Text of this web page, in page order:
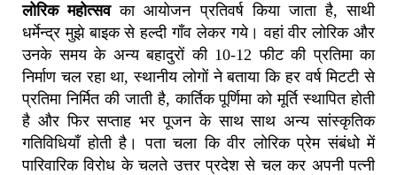
लोरिक महोत्सवका आयोजन प्रतिवर्ष किया जाता है, साथी
धर्मेन्द्र मुझे बाइक से हल्दी गाँव लेकर गये। वहां वीर लोरिक और
उनके समय के अन्य बहादुरों की 10-12 फीट की प्रतिमा का
निर्माण चल रहा था, स्थानीय लोगों ने बताया कि हर वर्ष मिटटी से
प्रतिमा निर्मित की जाती है, कार्तिक पूर्णिमा को मूर्ति स्थापित होती
है और फिर सप्ताह भर पूजन के साथ साथ अन्य सांस्कृतिक
गतिविधियाँ होती है। पता चला कि वीर लोरिक प्रेम संबंधो में
पारिवारिक विरोध के चलते उत्तर प्रदेश से चल कर अपनी पत्नी